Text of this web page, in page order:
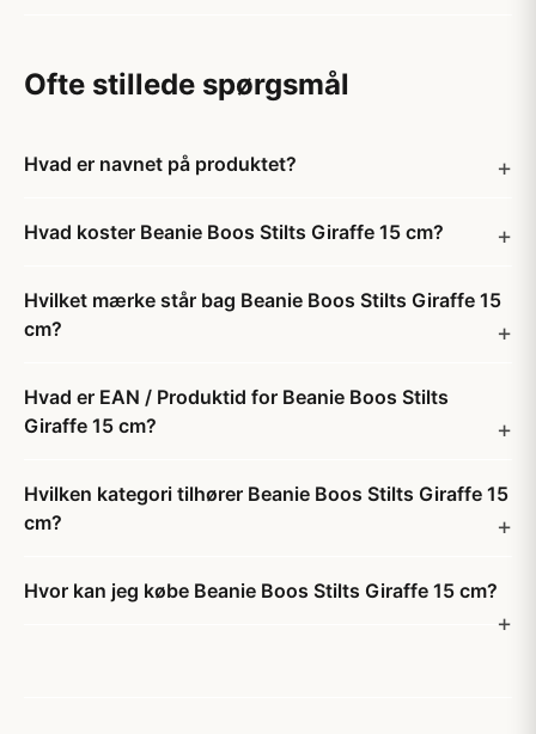
Ofte stillede spørgsmål
Hvad er navnet på produktet?
Hvad koster Beanie Boos Stilts Giraffe 15 cm?
Hvilket mærke står bag Beanie Boos Stilts Giraffe 15
cm?
Hvad er EAN / Produktid for Beanie Boos Stilts
Giraffe 15 cm?
Hvilken kategori tilhører Beanie Boos Stilts Giraffe 15
cm?
Hvor kan jeg købe Beanie Boos Stilts Giraffe 15 cm?